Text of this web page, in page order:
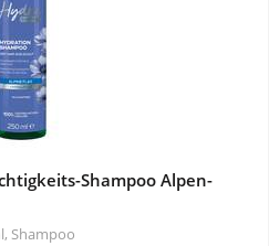
Shampoo Alpen-
Shampoo